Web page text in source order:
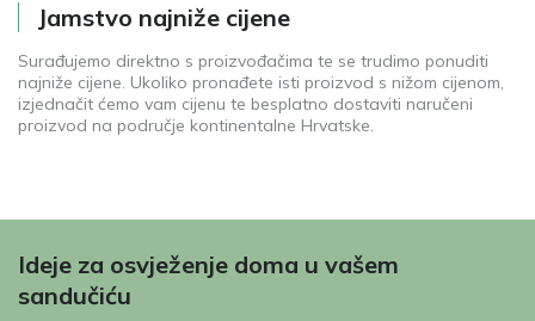
Jamstvo najniže cijene
Surađujemo direktno s proizvođačima te se trudimo ponuditi
najniže cijene. Ukoliko pronađete isti proizvod s nižom cijenom,
izjednačit ćemo vam cijenu te besplatno dostaviti naručeni
proizvod na područje kontinentalne Hrvatske.
Ideje za osvježenje doma u vašem
sandučiću